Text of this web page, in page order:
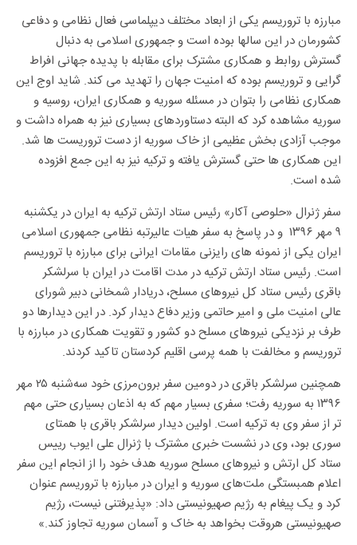
مبارزه با تروریسم یکی از ابعاد مختلف دیپلماسی فعال نظامی و دفاعی
کشورمان در این سالها بوده است و جمهوری اسلامی به دنبال
گسترش روابط و همکاری مشترک برای مقابله با پدیده جهانی افراط
گرایی و تروریسم بوده که امنیت جهان را تهدید می کند. شاید اوج این
همکاری نظامی را بتوان در مسئله سوریه و همکاری ایران، روسیه و
سوریه مشاهده کرد که البته دستاوردهای بسیاری نیز به همراه داشت و
موجب آزادی بخش عظیمی از خاک سوریه از دست تروریست ها شد.
این همکاری ها حتی گسترش یافته و ترکیه نیز به این جمع افزوده
شده است.
سفر ژنرال «حلوصی آکار» رئیس ستاد ارتش ترکیه به ایران در یکشنبه
۹ مهر ۱۳۹۶ و در پاسخ به سفر هیات عالیرتبه نظامی جمهوری اسلامی
ایران یکی از نمونه های رایزنی مقامات ایرانی برای مبارزه با تروریسم
است. رئیس ستاد ارتش ترکیه در مدت اقامت در ایران با سرلشکر
باقری رئیس ستاد کل نیروهای مسلح، دریادار شمخانی دبیر شورای
عالی امنیت ملی و امیر حاتمی وزیر دفاع دیدار کرد. در این دیدارها دو
طرف بر نزدیکی نیروهای مسلح دو کشور و تقویت همکاری در مبارزه با
تروریسم و مخالفت با همه پرسی اقلیم کردستان تاکید کردند.
همچنین سرلشکر باقری در دومین سفر برون‌مرزی خود سه‌شنبه ۲۵ مهر
۱۳۹۶ به سوریه رفت؛ سفری بسیار مهم که به اذعان بسیاری حتی مهم
تر از سفر وی به ترکیه است. اولین دیدار سرلشکر باقری با همتای
سوری بود، وی در نشست خبری مشترک با ژنرال علی ایوب رییس
ستاد کل ارتش و نیروهای مسلح سوریه هدف خود را از انجام این سفر
اعلام همبستگی ملت‌های سوریه و ایران در مبارزه با تروریسم عنوان
کرد و یک پیغام به رژیم صهیونیستی داد: «پذیرفتنی نیست، رژیم
صهیونیستی هروقت بخواهد به خاک و آسمان سوریه تجاوز کند.»